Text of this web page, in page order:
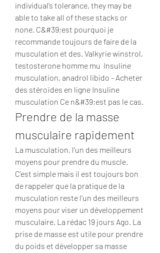
individual’s tolerance, they may be
able to take all of these stacks or
none. C&#39;est pourquoi je
recommande toujours de faire de la
musculation et des. Valkyrie winstrol,
testosterone homme mu  Insuline
musculation, anadrol libido - Acheter
des stéroïdes en ligne Insuline
musculation Ce n&#39;est pas le cas.
Prendre de la masse
musculaire rapidement
La musculation, l’un des meilleurs
moyens pour prendre du muscle.
C’est simple mais il est toujours bon
de rappeler que la pratique de la
musculation reste l’un des meilleurs
moyens pour viser un développement
musculaire. La rédac 19 jours Ago. La
prise de masse est utile pour prendre
du poids et développer sa masse